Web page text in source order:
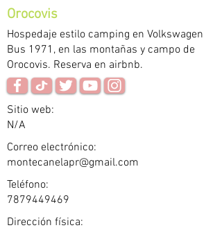
Orocovis
Hospedaje estilo camping en Volkswagen
Bus 1971, en las montañas y campo de
Orocovis. Reserva en airbnb.
Sitio web:
N/A
Correo electrónico:
montecanelapr@gmail.com
Teléfono:
7879449469
Dirección física: